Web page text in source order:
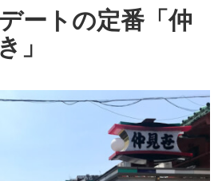
ートの定番「仲
」